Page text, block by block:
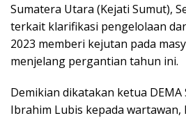
Sumatera Utara (Kejati Sumut),
terkait klarifikasi pengelolaan
2023 memberi kejutan pada
menjelang pergantian tahun ini.
Demikian dikatakan ketua DEMA
Ibrahim Lubis kepada wartawan,